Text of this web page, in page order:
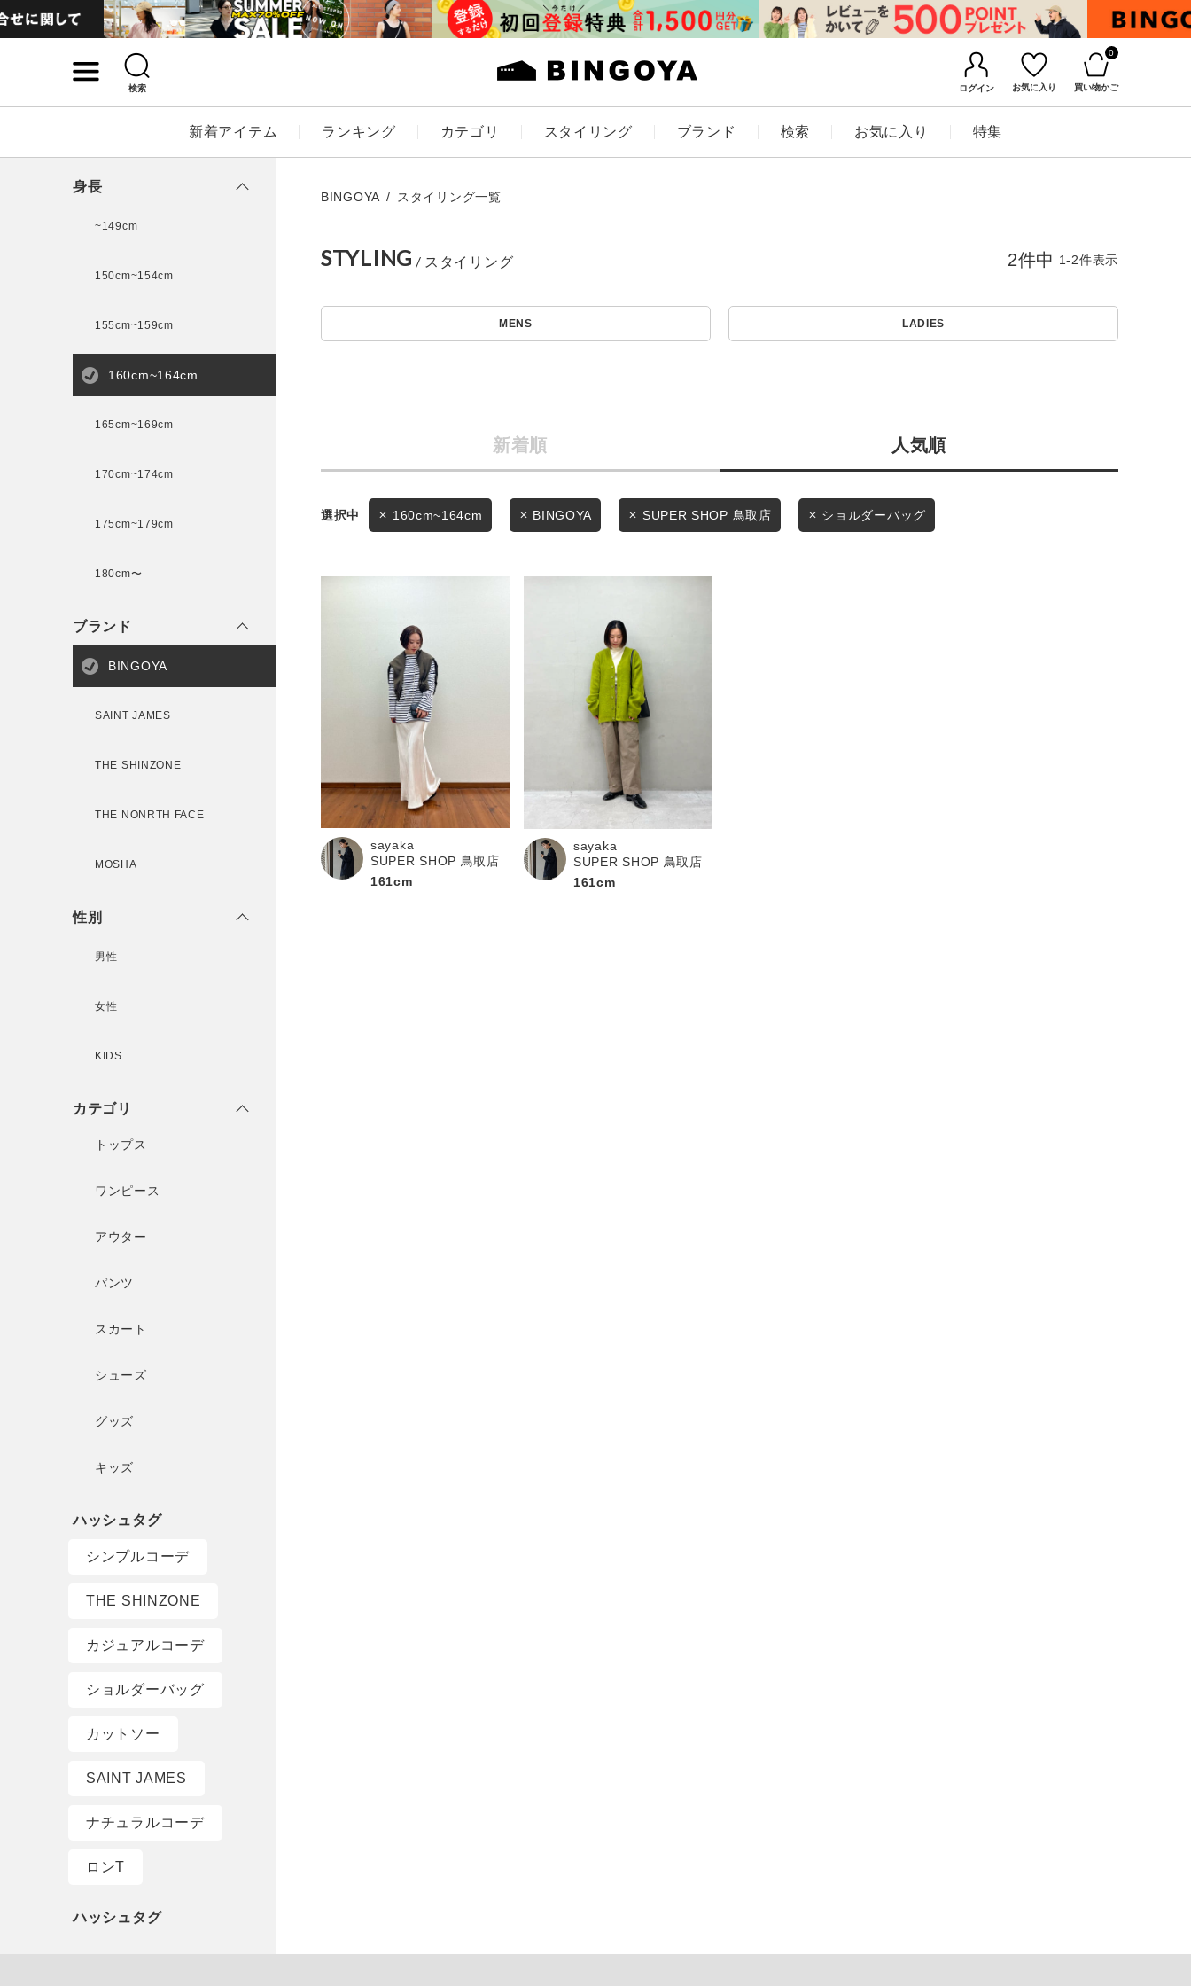
検索 ログイン お気に入り
0
買い物かご
新着アイテム ランキング カテゴリ スタイリング ブランド 検索 お気に入り 特集
スタイリングから探す
ブランドから探す
WEB限定アイテムを探す
履き比べ可能商品から探す
BINGOYAについて
採用情報
ギフトカード
ご利用ガイド
ギフトラッピング
お問い合わせ
キーワード
LADIES KIDS
価格
セール価格 WEB限定
在庫
この条件で絞り込む
身長
~149cm
150cm~154cm
155cm~159cm
160cm~164cm
165cm~169cm
170cm~174cm
175cm~179cm
180cm〜
ブランド
BINGOYA
SAINT JAMES
THE SHINZONE
THE NONRTH FACE
MOSHA
性別
男性
女性
KIDS
カテゴリ
トップス
ワンピース
アウター
パンツ
スカート
シューズ
グッズ
キッズ
シンプルコーデ
THE SHINZONE
カジュアルコーデ
ショルダーバッグ
カットソー
SAINT JAMES
ナチュラルコーデ
ロンT
BINGOYA スタイリング一覧
STYLING
MENS LADIES
新着順 人気順
2件中 1-2件表示
160cm~164cm BINGOYA SUPER SHOP 鳥取店 ショルダーバッグ
sayaka
SUPER SHOP 鳥取店
161cm
sayaka
SUPER SHOP 鳥取店
161cm